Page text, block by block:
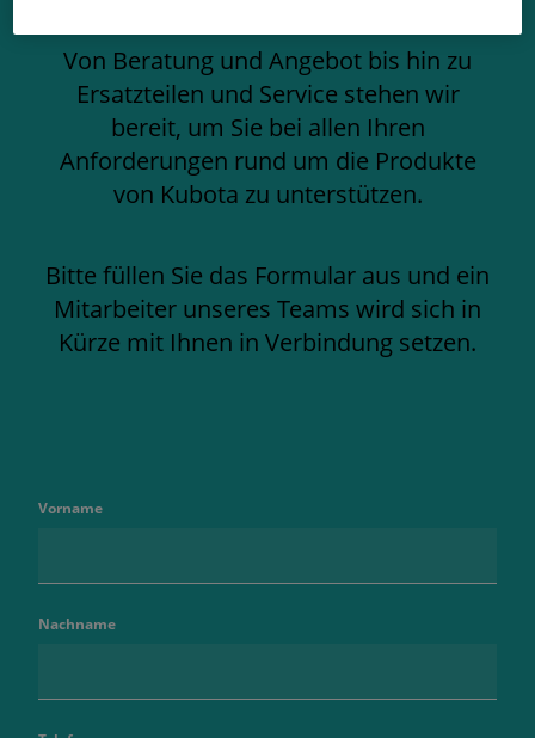
Von Beratung und Angebot bis hin zu
Ersatzteilen und Service stehen wir
bereit, um Sie bei allen Ihren
Anforderungen rund um die Produkte
von Kubota zu unterstützen.
Bitte füllen Sie das Formular aus und ein
Mitarbeiter unseres Teams wird sich in
Kürze mit Ihnen in Verbindung setzen.
Vorname
Nachname